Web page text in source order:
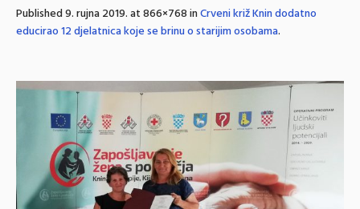
Published9. rujna 2019.at 866×768 inCrveni križ Knin dodatno
educirao 12 djelatnica koje se brinu o starijim osobama.